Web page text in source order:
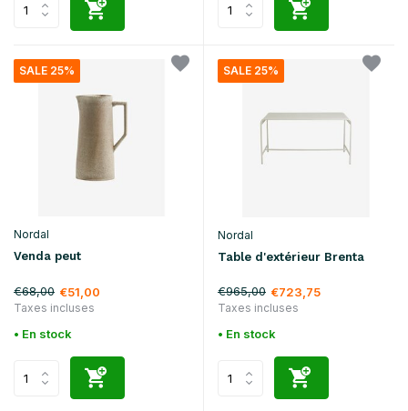
SALE 25%
Nordal
Venda peut
€68,00 €51,00
Taxes incluses
• En stock
SALE 25%
Nordal
Table d'extérieur Brenta
€965,00 €723,75
Taxes incluses
• En stock